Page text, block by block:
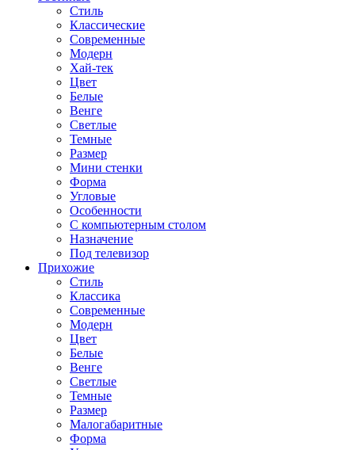
Стиль
Классические
Современные
Модерн
Хай-тек
Цвет
Белые
Венге
Светлые
Темные
Размер
Мини стенки
Форма
Угловые
Особенности
С компьютерным столом
Назначение
Под телевизор
Прихожие
Стиль
Классика
Современные
Модерн
Цвет
Белые
Венге
Светлые
Темные
Размер
Малогабаритные
Форма